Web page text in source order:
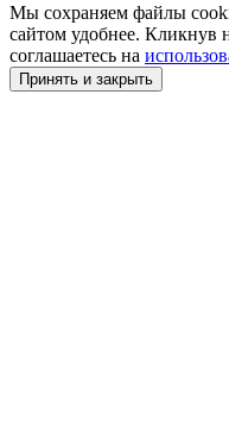
Мы сохраняем файлы
сайтом удобнее. Кликнув
соглашаетесь на
Принять и закрыть